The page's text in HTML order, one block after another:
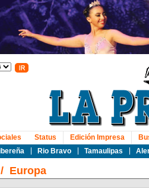
Rio Bravo Tamaulipas
Status Edición Impresa
/ Europa